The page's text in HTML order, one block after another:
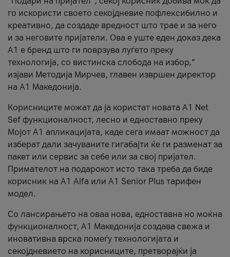
го искористи своето секојдневие пофлексибилно и
креативно, да создаде вредност што трае и за него
и за неговите пријатели. Ова е уште еден доказ дека
А1 е бренд што ги поврзува луѓето преку
технологија, со вистинска слобода на избор,“
изјави Методија Мирчев, главен извршен директор
на А1 Македонија.
Корисниците можат да ја користат новата А1 Net
Sef функционалност, лесно и едноставно преку
Мојот А1 апликацијата, каде сега имаат можност да
изберат дали зачуваните гигабајти ќе ги разменат за
пакет или сервис за себе или за свој пријател.
Примателот на подарокот исто така треба да биде
корисник на А1 Alfa или A1 Senior Plus тарифен
модел.
Со лансирањето на оваа нова, едноставна но моќна
функционалност, А1 Македонија создава свежа и
иновативна врска помеѓу технологијата и
секојдневието на корисниците, претворајќи ја